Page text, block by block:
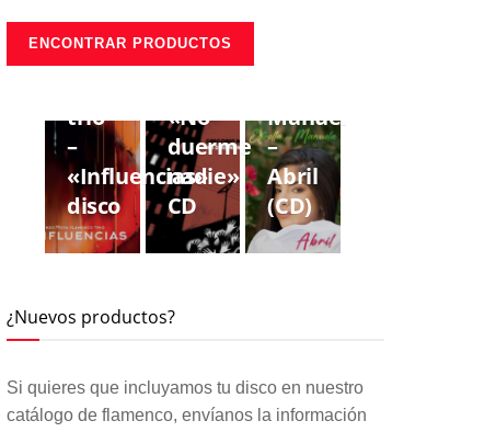
FLAMENCO
Lorenzo
trío
–
«Influencias»
disco
FLAMENCO
Gregorio
«No
duerme
nadie»
CD
Manuela
–
Abril
(CD)
¿Nuevos productos?
Si quieres que incluyamos tu disco en nuestro
catálogo de flamenco, envíanos la información